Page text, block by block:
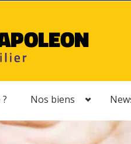
Nos biens